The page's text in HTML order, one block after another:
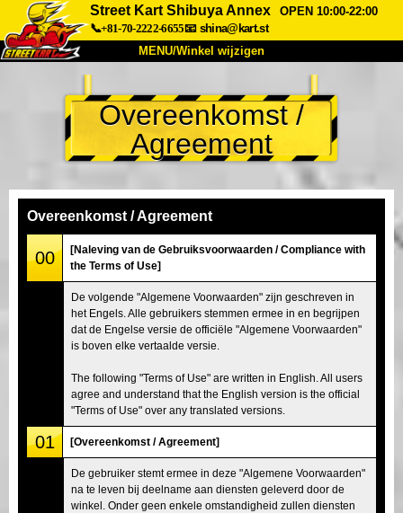
Street Kart Shibuya Annex
OPEN 10:00-22:00
📞+81-70-2222-6655📧 shina@kart.st
MENU/Winkel wijzigen
Over Specificaties Prijzen
Toegang Ervaringen FAQ
Winkel wijzigen
Tokyo Akihabara#2
Tokyo Shibuya Annex Tokyo Bay
Tokyo Asakusa Osaka
Overeenkomst /
Agreement
Overeenkomst / Agreement
00
[Naleving van de Gebruiksvoorwaarden / Compliance with
the Terms of Use]
De volgende "Algemene Voorwaarden" zijn geschreven in
het Engels. Alle gebruikers stemmen ermee in en begrijpen
dat de Engelse versie de officiële "Algemene Voorwaarden"
is boven elke vertaalde versie.
The following "Terms of Use" are written in English. All users
agree and understand that the English version is the official
"Terms of Use" over any translated versions.
01 [Overeenkomst / Agreement]
De gebruiker stemt ermee in deze "Algemene Voorwaarden"
na te leven bij deelname aan diensten geleverd door de
winkel. Onder geen enkele omstandigheid zullen diensten